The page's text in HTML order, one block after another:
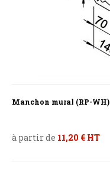
Manchon mural (RP-WH)
à partir de 11,20 € HT